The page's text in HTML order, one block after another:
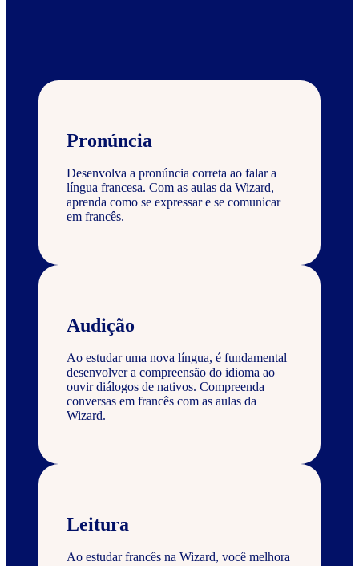
Pronúncia
Desenvolva a pronúncia correta ao falar a
língua francesa. Com as aulas da Wizard,
aprenda como se expressar e se comunicar
em francês.
Audição
Ao estudar uma nova língua, é fundamental
desenvolver a compreensão do idioma ao
ouvir diálogos de nativos. Compreenda
conversas em francês com as aulas da
Wizard.
Leitura
Ao estudar francês na Wizard, você melhora